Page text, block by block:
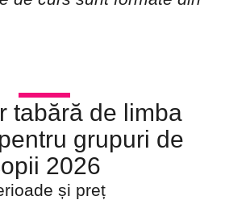
tabără de limba
grupuri de
2026
și preț